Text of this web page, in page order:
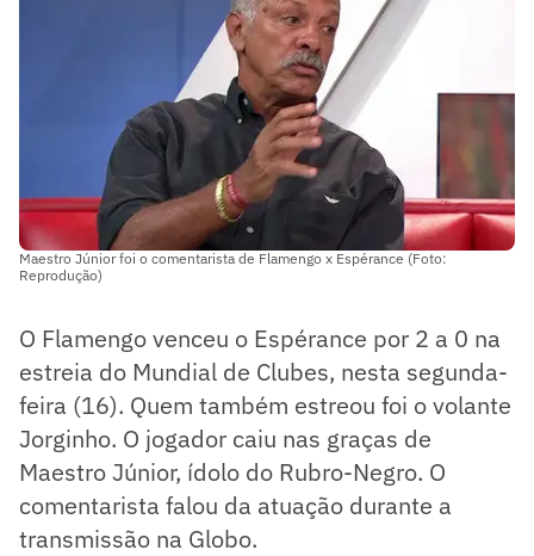
Maestro Júnior foi o comentarista de Flamengo x Espérance (Foto:
Reprodução)
O Flamengo venceu o Espérance por 2 a 0 na
estreia do Mundial de Clubes, nesta segunda-
feira (16). Quem também estreou foi o volante
Jorginho. O jogador caiu nas graças de
Maestro Júnior, ídolo do Rubro-Negro. O
comentarista falou da atuação durante a
transmissão na Globo.